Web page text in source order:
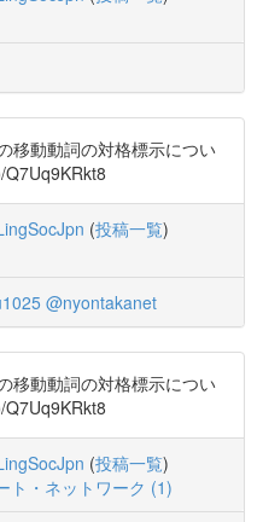
移動動詞の対格標示につい
(投稿一覧)
@nyontakanet
移動動詞の対格標示につい
(投稿一覧)
ト・ネットワーク (1)